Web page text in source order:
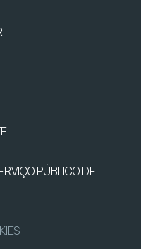
PÚBLICO DE